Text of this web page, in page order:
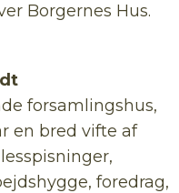
Borgernes Hus.
forsamlingshus,
en bred vifte af
foredrag,